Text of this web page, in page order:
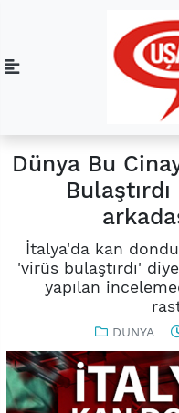
Dünya Bu
İtalya'da kan
'virüs bulaştırdı'
yapılan
DUNYA